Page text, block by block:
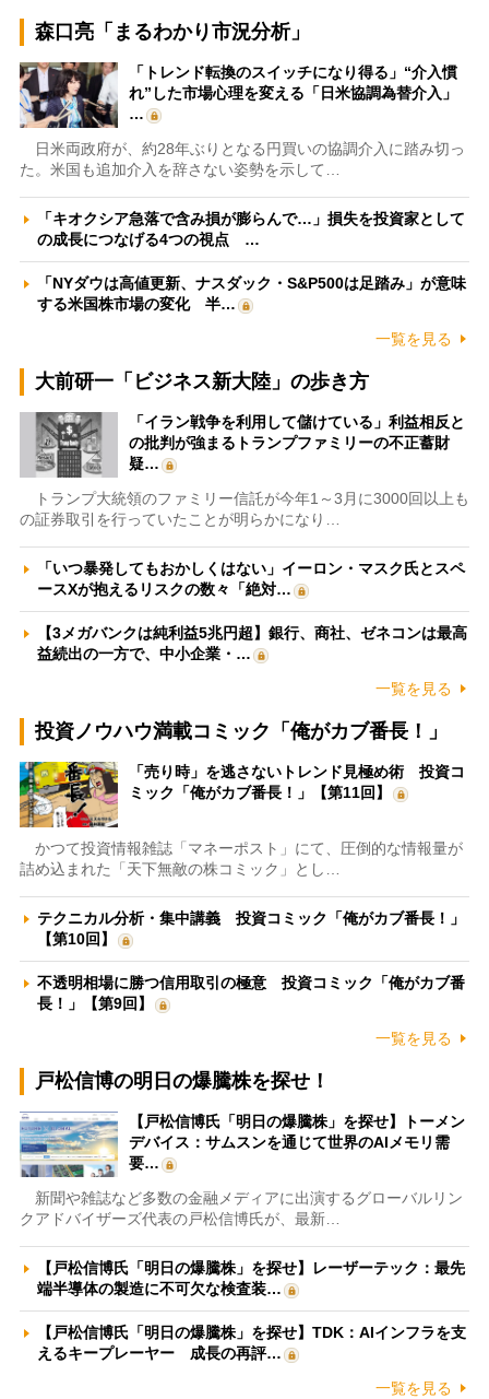
森口亮「まるわかり市況分析」
「トレンド転換のスイッチになり得る」“介入慣
れ”した市場心理を変える「日米協調為替介入」
…
日米両政府が、約28年ぶりとなる円買いの協調介入に踏み切っ
た。米国も追加介入を辞さない姿勢を示して…
「キオクシア急落で含み損が膨らんで…」損失を投資家として
の成長につなげる4つの視点 …
「NYダウは高値更新、ナスダック・S&P500は足踏み」が意味
する米国株市場の変化 半…
一覧を見る
大前研一「ビジネス新大陸」の歩き方
「イラン戦争を利用して儲けている」利益相反と
の批判が強まるトランプファミリーの不正蓄財
疑…
トランプ大統領のファミリー信託が今年1～3月に3000回以上も
の証券取引を行っていたことが明らかになり…
「いつ暴発してもおかしくはない」イーロン・マスク氏とスペ
ースXが抱えるリスクの数々「絶対…
【3メガバンクは純利益5兆円超】銀行、商社、ゼネコンは最高
益続出の一方で、中小企業・…
一覧を見る
投資ノウハウ満載コミック「俺がカブ番長！」
「売り時」を逃さないトレンド見極め術 投資コ
ミック「俺がカブ番長！」【第11回】
かつて投資情報雑誌「マネーポスト」にて、圧倒的な情報量が
詰め込まれた「天下無敵の株コミック」とし…
テクニカル分析・集中講義 投資コミック「俺がカブ番長！」
【第10回】
不透明相場に勝つ信用取引の極意 投資コミック「俺がカブ番
長！」【第9回】
一覧を見る
戸松信博の明日の爆騰株を探せ！
【戸松信博氏「明日の爆騰株」を探せ】トーメン
デバイス：サムスンを通じて世界のAIメモリ需
要…
新聞や雑誌など多数の金融メディアに出演するグローバルリン
クアドバイザーズ代表の戸松信博氏が、最新…
【戸松信博氏「明日の爆騰株」を探せ】レーザーテック：最先
端半導体の製造に不可欠な検査装…
【戸松信博氏「明日の爆騰株」を探せ】TDK：AIインフラを支
えるキープレーヤー 成長の再評…
一覧を見る